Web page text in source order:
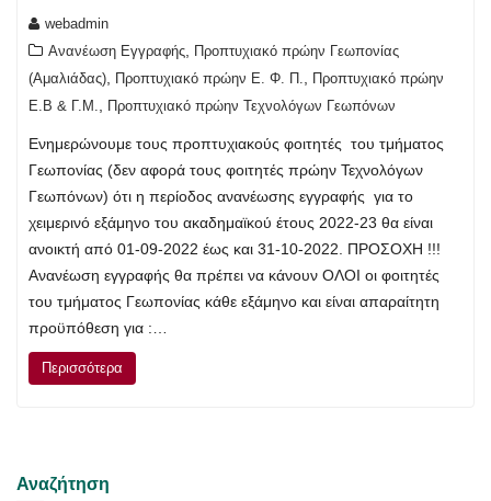
webadmin
Ανανέωση Εγγραφής
Προπτυχιακό πρώην Γεωπονίας
(Αμαλιάδας)
Προπτυχιακό πρώην Ε. Φ. Π.
Προπτυχιακό πρώην
Ε.Β & Γ.Μ.
Προπτυχιακό πρώην Τεχνολόγων Γεωπόνων
Ενημερώνουμε τους προπτυχιακούς φοιτητές του τμήματος
Γεωπονίας (δεν αφορά τους φοιτητές πρώην Τεχνολόγων
Γεωπόνων) ότι η περίοδος ανανέωσης εγγραφής για το
χειμερινό εξάμηνο του ακαδημαϊκού έτους 2022-23 θα είναι
ανοικτή από 01-09-2022 έως και 31-10-2022. ΠΡΟΣΟΧΗ !!!
Ανανέωση εγγραφής θα πρέπει να κάνουν ΟΛΟΙ οι φοιτητές
του τμήματος Γεωπονίας κάθε εξάμηνο και είναι απαραίτητη
προϋπόθεση για :…
Περισσότερα
Αναζήτηση